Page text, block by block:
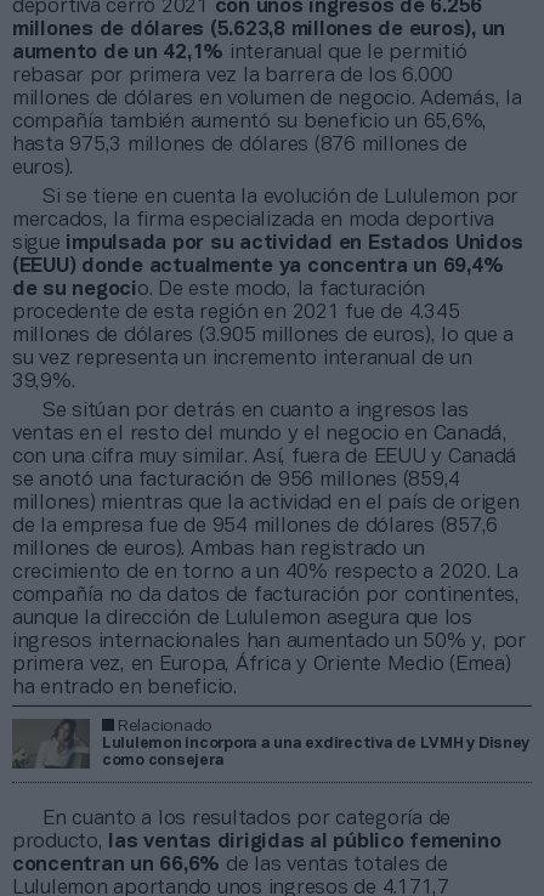
deportiva cerró 2021
con unos ingresos de 6.256
millones de dólares (5.623,8 millones de euros), un
aumento de un 42,1% interanual que le permitió
rebasar por primera vez la barrera de los 6.000
millones de dólares en volumen de negocio. Además, la
compañía también aumentó su beneficio un 65,6%,
hasta 975,3 millones de dólares (876 millones de
euros).
Si se tiene en cuenta la evolución de Lululemon por
mercados, la firma especializada en moda deportiva
sigue impulsada por su actividad en Estados Unidos
(EEUU) donde actualmente ya concentra un 69,4%
de su negoci o. De este modo, la facturación
procedente de esta región en 2021 fue de 4.345
millones de dólares (3.905 millones de euros), lo que a
su vez representa un incremento interanual de un
39,9%.
Se sitúan por detrás en cuanto a ingresos las
ventas en el resto del mundo y el negocio en Canadá,
con una cifra muy similar. Así, fuera de EEUU y Canadá
se anotó una facturación de 956 millones (859,4
millones) mientras que la actividad en el país de origen
de la empresa fue de 954 millones de dólares (857,6
millones de euros). Ambas han registrado un
crecimiento de en torno a un 40% respecto a 2020. La
compañía no da datos de facturación por continentes,
aunque la dirección de Lululemon asegura que los
ingresos internacionales han aumentado un 50% y, por
primera vez, en Europa, África y Oriente Medio (Emea)
ha entrado en beneficio.
Relacionado
Lululemon incorpora a una exdirectiva de LVMH y Disney
como consejera
En cuanto a los resultados por categoría de
producto,
las ventas dirigidas al público femenino
concentran un 66,6% de las ventas totales de
Lululemon aportando unos ingresos de 4.171,7